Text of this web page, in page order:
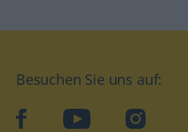
Besuchen Sie uns auf:
facebookYouTube Instagram